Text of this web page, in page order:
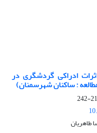
ادراکی گردشگری در
: ساکنان شهرسمنان)
طاهریان